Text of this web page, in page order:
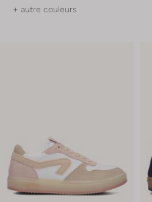
+ autre couleurs